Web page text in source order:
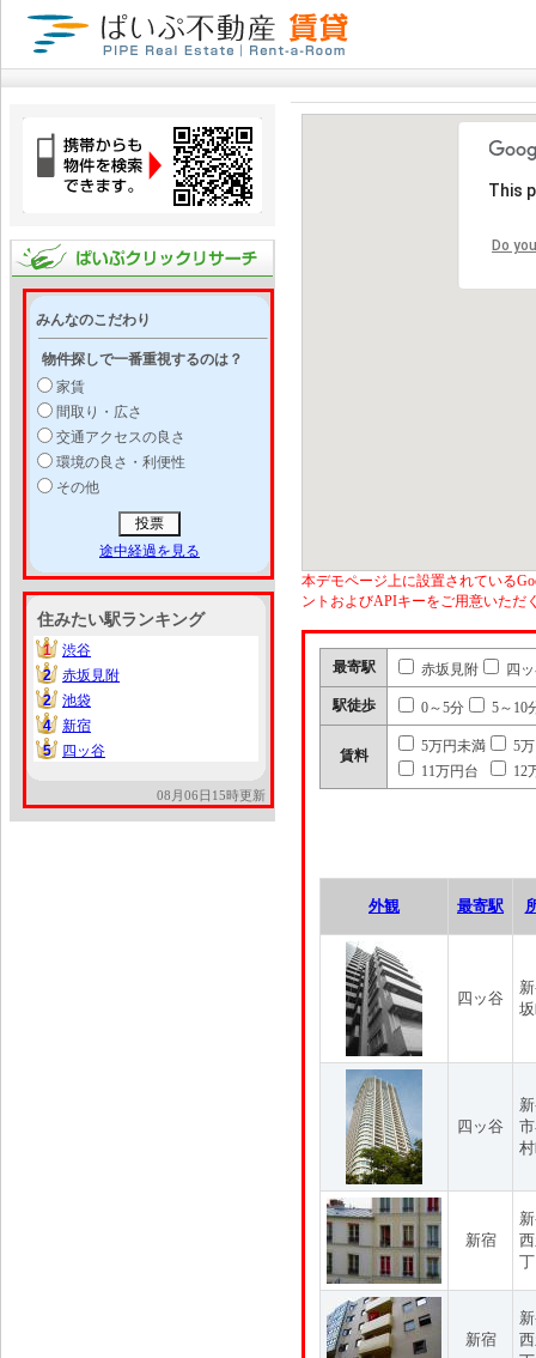
みんなのこだわり
物件探しで一番重視するのは？
家賃
間取り・広さ
交通アクセスの良さ
環境の良さ・利便性
その他
途中経過を見る
住みたい駅ランキング
1
1
渋谷
2
2
赤坂見附
2
2
池袋
4
4
新宿
5
5 四ッ谷
08月06日15時更新
This
Do
本デモページ上に設置されている
ントおよびAPIキーをご用意いただ
最寄駅 赤坂見附 四
駅徒歩 0～5分 5～10
賃料
5万円未満
5
11万円台
12
外観 最寄駅
四ッ谷
四ッ谷
新宿
新宿